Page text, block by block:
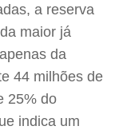
a reserva
maior já
da
44 milhões de
25% do
indica um